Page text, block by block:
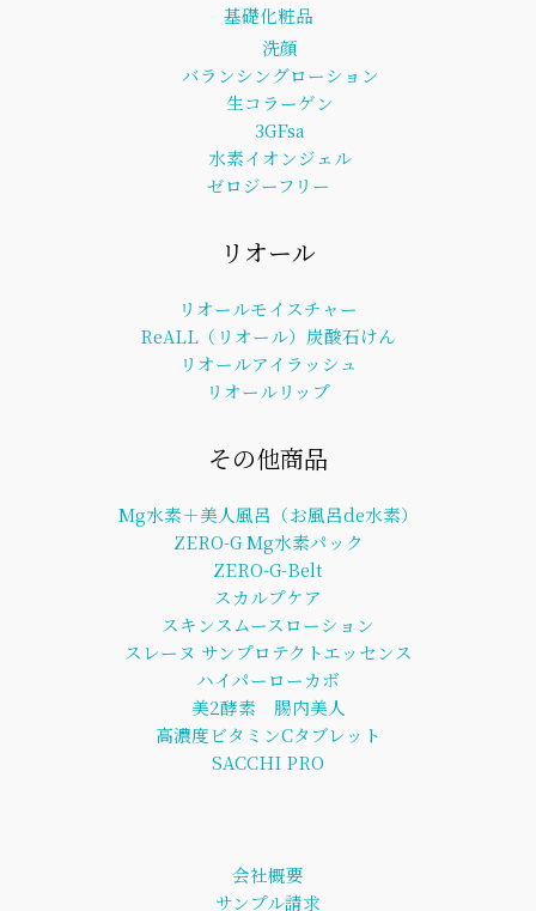
基礎化粧品
洗顔
バランシングローション
生コラーゲン
3GFsa
水素イオンジェル
ゼロジーフリー
リオール
リオールモイスチャー
ReALL（リオール）炭酸石けん
リオールアイラッシュ
リオールリップ
その他商品
Mg水素＋美人風呂（お風呂de水素）
ZERO-G Mg水素パック
ZERO-G-Belt
スカルプケア
スキンスムースローション
スレーヌ サンプロテクトエッセンス
ハイパーローカボ
美2酵素 腸内美人
高濃度ビタミンCタブレット
SACCHI PRO
会社概要
サンプル請求